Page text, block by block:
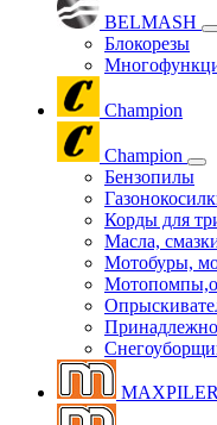
BELMASH
Блокорезы
Champion
Champion
Бензопилы
Корды для
Масла,
Мотобуры,
MAXPILER